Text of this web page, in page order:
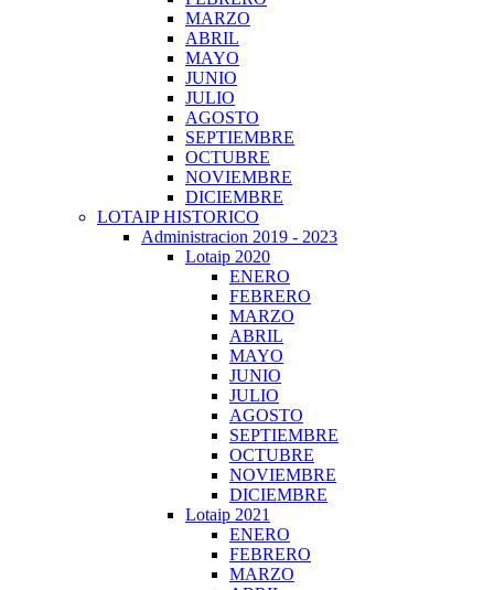
MARZO
ABRIL
MAYO
JUNIO
JULIO
AGOSTO
SEPTIEMBRE
OCTUBRE
NOVIEMBRE
DICIEMBRE
LOTAIP HISTORICO
Administracion 2019 - 2023
Lotaip 2020
ENERO
FEBRERO
MARZO
ABRIL
MAYO
JUNIO
JULIO
AGOSTO
SEPTIEMBRE
OCTUBRE
NOVIEMBRE
DICIEMBRE
Lotaip 2021
ENERO
FEBRERO
MARZO